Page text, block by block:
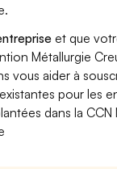
et que
Métallurgie
vous aider à
pour les
dans la CCN